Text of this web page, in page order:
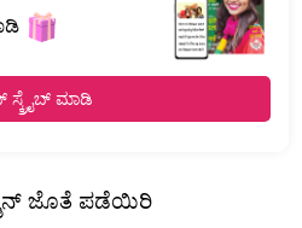
ಸ್ಕ್ರೈಬ್ ಮಾಡಿ
ಜೊತೆ ಪಡೆಯಿರಿ